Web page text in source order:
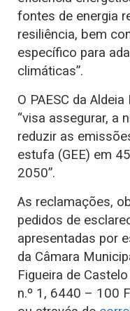
fontes de energia
resiliência, bem
específico para
climáticas”.
O PAESC da
“visa assegurar, a
reduzir as
estufa (GEE) em
2050”.
As reclamações,
pedidos de
apresentadas por
da Câmara
Figueira de
n.º 1, 6440 – 100